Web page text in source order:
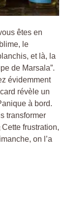
êtes en
le
et là, la
de Marsala”.
évidemment
révèle un
à bord.
transformer
frustration,
on l’a